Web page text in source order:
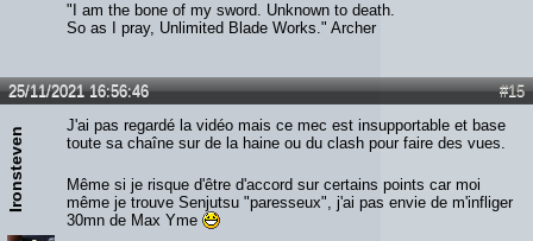
"I am the bone of my sword. Unknown to death.
So as I pray, Unlimited Blade Works." Archer
#15
25/11/2021 16:56:46
Ironsteven
J'ai pas regardé la vidéo mais ce mec est insupportable et base
toute sa chaîne sur de la haine ou du clash pour faire des vues.
Même si je risque d'être d'accord sur certains points car moi
même je trouve Senjutsu "paresseux", j'ai pas envie de m'infliger
30mn de Max Yme